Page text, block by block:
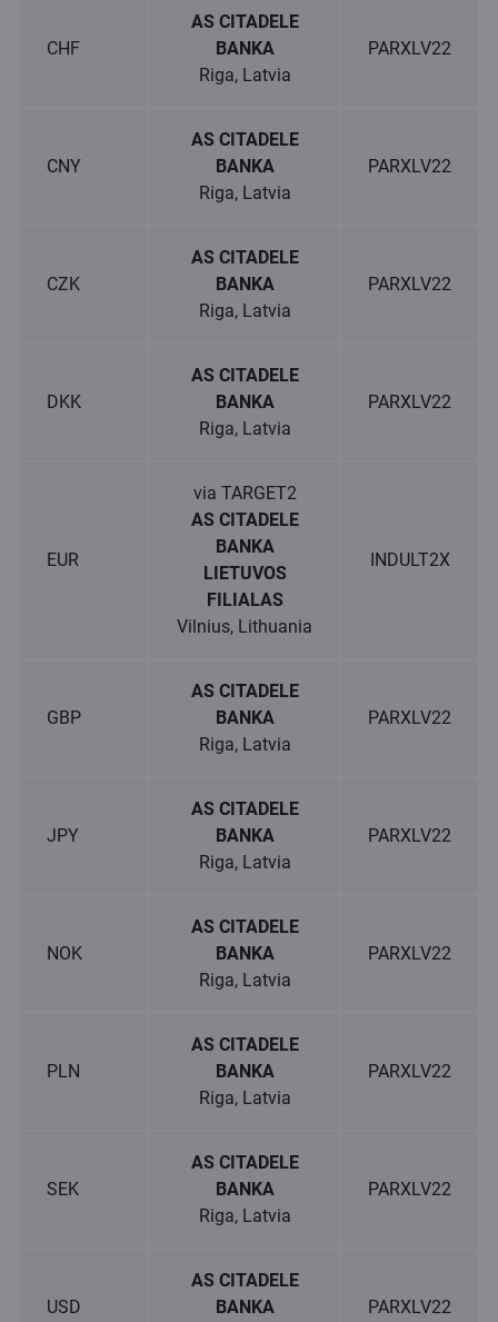
CHF
AS CITADELE
BANKA
Riga, Latvia
PARXLV22
CNY
AS CITADELE
BANKA
Riga, Latvia
PARXLV22
CZK
AS CITADELE
BANKA
Riga, Latvia
PARXLV22
DKK
AS CITADELE
BANKA
Riga, Latvia
PARXLV22
EUR
via TARGET2
AS CITADELE
BANKA
LIETUVOS
FILIALAS
Vilnius, Lithuania
INDULT2X
GBP
AS CITADELE
BANKA
Riga, Latvia
PARXLV22
JPY
AS CITADELE
BANKA
Riga, Latvia
PARXLV22
NOK
AS CITADELE
BANKA
Riga, Latvia
PARXLV22
PLN
AS CITADELE
BANKA
Riga, Latvia
PARXLV22
SEK
AS CITADELE
BANKA
Riga, Latvia
PARXLV22
USD
AS CITADELE
BANKA
PARXLV22